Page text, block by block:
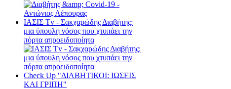
ΙΑΣΙΣ Tv - Σακχαρώδης Διαβήτης:
μια ύπουλη νόσος που χτυπάει την
πόρτα απροειδοποίητα
Check Up "ΔΙΑΒΗΤΙΚΟΙ: ΙΩΣΕΙΣ
ΚΑΙ ΓΡΙΠΗ"